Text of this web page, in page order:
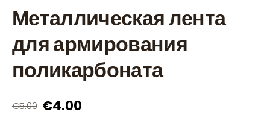
Металлическая лента
для армирования
поликарбоната
€5.00 €4.00